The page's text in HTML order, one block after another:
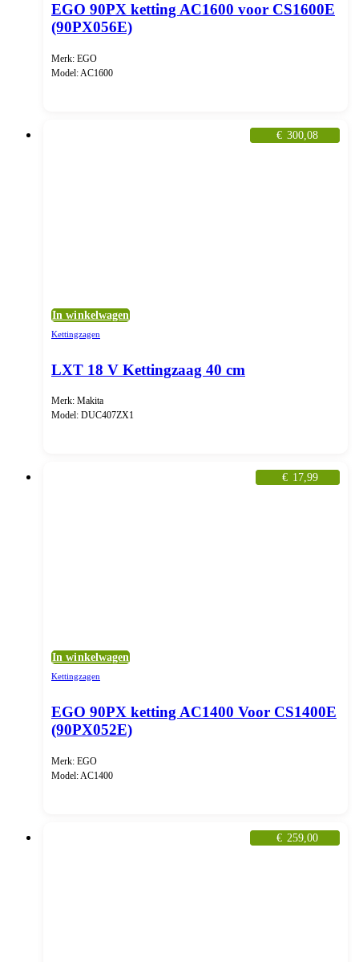
EGO 90PX ketting AC1600 voor CS1600E
(90PX056E)
Merk: EGO
Model: AC1600
€ 300,08
In winkelwagen
Kettingzagen
LXT 18 V Kettingzaag 40 cm
Merk: Makita
Model: DUC407ZX1
€ 17,99
In winkelwagen
Kettingzagen
EGO 90PX ketting AC1400 Voor CS1400E
(90PX052E)
Merk: EGO
Model: AC1400
€ 259,00